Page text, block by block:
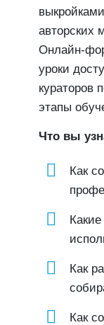
авторских
Онлайн-
уроки
кураторов
этапы
Что вы
Как
Как
Как